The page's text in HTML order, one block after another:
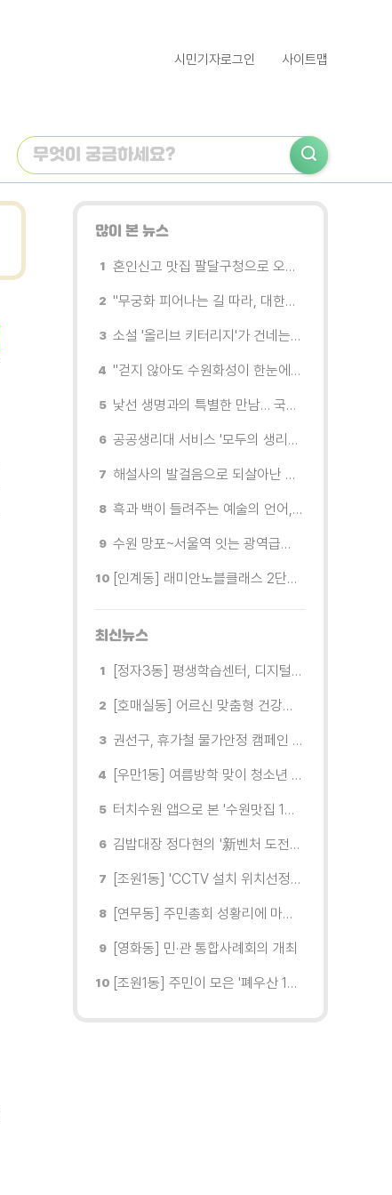
시민기자로그인 사이트맵
많이 본 뉴스
혼인신고 맛집 팔달구청으로 오세요
"무궁화 피어나는 길 따라, 대한민국을 걷는다"
소설 '올리브 키터리지'가 건네는 삶과 연민의 철학
"걷지 않아도 수원화성이 한눈에"…무장애 관광버스 '수원행차' 타보니
낯선 생명과의 특별한 만남… 국제전 《패트리샤 피치니니: 킨쉽》
공공생리대 서비스 '모두의 생리대' 시범 운영...수원시청·4개 구청 등에 지급기 설치
해설사의 발걸음으로 되살아난 수원의 독립운동 역사
흑과 백이 들려주는 예술의 언어, 수원시립미술관 소장품전《블랑 블랙 파노라마》
수원 망포~서울역 잇는 광역급행버스 M5165번, 8월 3일 개통
[인계동] 래미안노블클래스 2단지 경로당, 무더위 속 독거노인에게 '따뜻한 한 끼' 대접
최신뉴스
[정자3동] 평생학습센터, 디지털 생활문해교실 개강
[호매실동] 어르신 맞춤형 건강특화사업 「은빛반짝 실버종이공방」 운영
권선구, 휴가철 물가안정 캠페인 전개
[우만1동] 여름방학 맞이 청소년 유해환경 캠페인 실시
터치수원 앱으로 본 '수원맛집 100선'... 장안구 맛집을 찾다
김밥대장 정다현의 '新벤처 도전이야기'
[조원1동] 'CCTV 설치 위치선정협의회' 회의 개최
[연무동] 주민총회 성황리에 마무리
[영화동] 민·관 통합사례회의 개최
[조원1동] 주민이 모은 '폐우산 100개' 수원여대에 1차 전달